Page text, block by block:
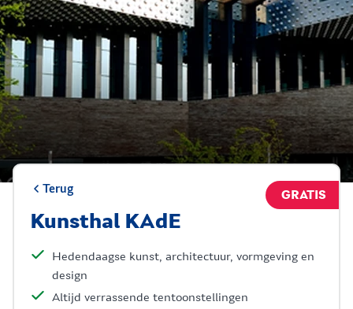
Terug
Kunsthal KAdE
GRATIS
Hedendaagse kunst, architectuur, vormgeving en
design
Altijd verrassende tentoonstellingen